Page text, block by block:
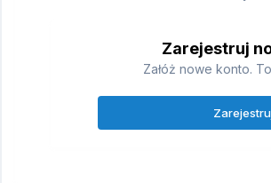
Zarejestruj
Załóż nowe konto.